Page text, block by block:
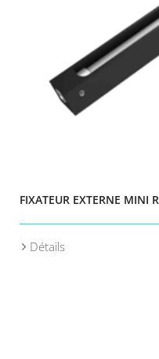
FIXATEUR EXTERNE MINI
Détails